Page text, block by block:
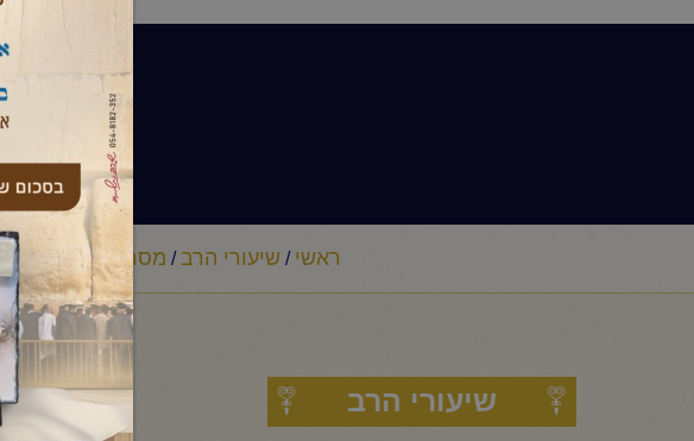
ראשי /שיעורי הרב/ מסר יומי / הרב
שיעורי הרב